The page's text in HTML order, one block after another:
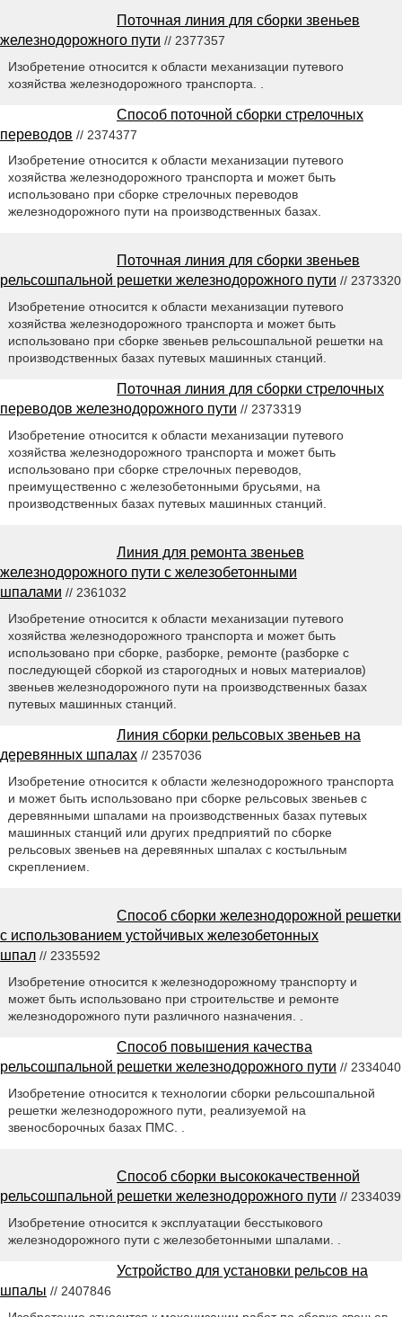
Поточная линия для сборки звеньев
железнодорожного пути // 2377357
Изобретение относится к области механизации путевого
хозяйства железнодорожного транспорта. .
Способ поточной сборки стрелочных
переводов // 2374377
Изобретение относится к области механизации путевого
хозяйства железнодорожного транспорта и может быть
использовано при сборке стрелочных переводов
железнодорожного пути на производственных базах.
Поточная линия для сборки звеньев
рельсошпальной решетки железнодорожного пути // 2373320
Изобретение относится к области механизации путевого
хозяйства железнодорожного транспорта и может быть
использовано при сборке звеньев рельсошпальной решетки на
производственных базах путевых машинных станций.
Поточная линия для сборки стрелочных
переводов железнодорожного пути // 2373319
Изобретение относится к области механизации путевого
хозяйства железнодорожного транспорта и может быть
использовано при сборке стрелочных переводов,
преимущественно с железобетонными брусьями, на
производственных базах путевых машинных станций.
Линия для ремонта звеньев
железнодорожного пути с железобетонными
шпалами // 2361032
Изобретение относится к области механизации путевого
хозяйства железнодорожного транспорта и может быть
использовано при сборке, разборке, ремонте (разборке с
последующей сборкой из старогодных и новых материалов)
звеньев железнодорожного пути на производственных базах
путевых машинных станций.
Линия сборки рельсовых звеньев на
деревянных шпалах // 2357036
Изобретение относится к области железнодорожного транспорта
и может быть использовано при сборке рельсовых звеньев с
деревянными шпалами на производственных базах путевых
машинных станций или других предприятий по сборке
рельсовых звеньев на деревянных шпалах с костыльным
скреплением.
Способ сборки железнодорожной решетки
с использованием устойчивых железобетонных
шпал // 2335592
Изобретение относится к железнодорожному транспорту и
может быть использовано при строительстве и ремонте
железнодорожного пути различного назначения. .
Способ повышения качества
рельсошпальной решетки железнодорожного пути // 2334040
Изобретение относится к технологии сборки рельсошпальной
решетки железнодорожного пути, реализуемой на
звеносборочных базах ПМС. .
Способ сборки высококачественной
рельсошпальной решетки железнодорожного пути // 2334039
Изобретение относится к эксплуатации бесстыкового
железнодорожного пути с железобетонными шпалами. .
Устройство для установки рельсов на
шпалы // 2407846